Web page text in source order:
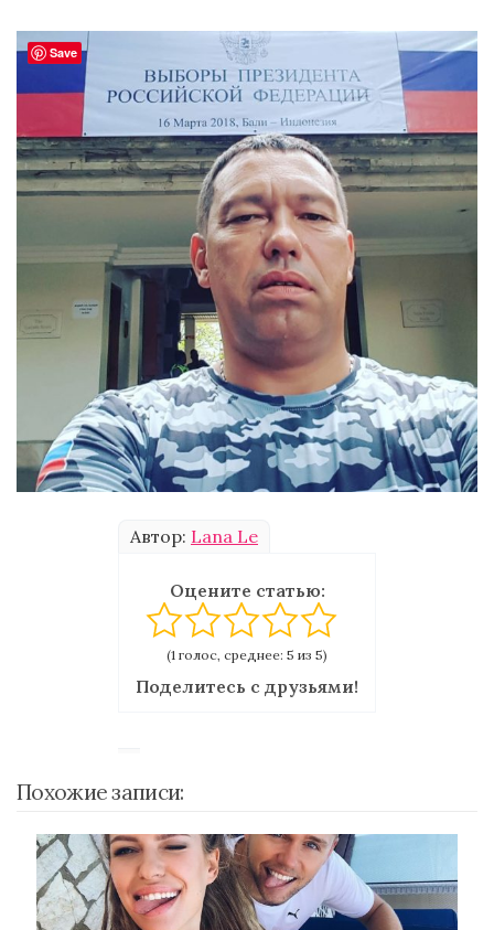
Автор: Lana Le
Оцените статью:
(1 голос, среднее: 5 из 5)
Поделитесь с друзьями!
Похожие записи:
Save